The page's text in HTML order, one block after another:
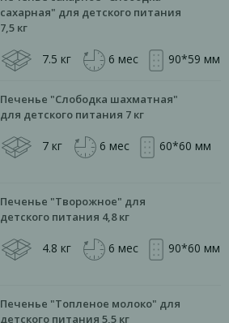
сахарная" для детского питания
7,5 кг
7.5 кг 6 мес 90*59 мм
Печенье "Слободка шахматная"
для детского питания 7 кг
7 кг 6 мес 60*60 мм
Печенье "Творожное" для
детского питания 4,8 кг
4.8 кг 6 мес 90*60 мм
Печенье "Топленое молоко" для
детского питания 5,5 кг